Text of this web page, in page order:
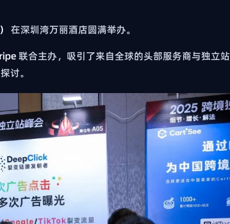
在深圳湾万丽酒店圆满举办。
联合主办，吸引了来自全球的头部服务商与独立站
讨。